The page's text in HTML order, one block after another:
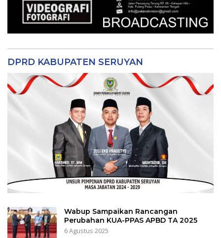
DPRD KABUPATEN SERUYAN
Wabup Sampaikan Rancangan
Perubahan KUA-PPAS APBD TA 2025
6 Agustus 2025